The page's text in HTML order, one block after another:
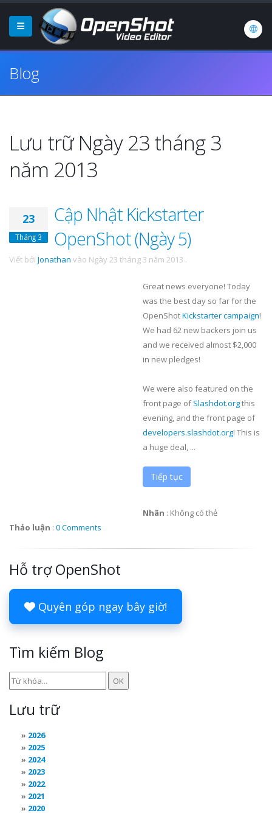
Blog
Lưu trữ Ngày 23 tháng 3
năm 2013
23
Tháng 3
Cập Nhật Kickstarter
OpenShot (Ngày 5)
Viết bởi Jonathan vào Ngày 23 tháng 3 năm 2013 .
Great news everyone! Today
was the best day so far for the
OpenShotKickstarter campaign!
We had 62 new backers join us
and we received almost $2,000
in new pledges!
We were also featured on the
front page ofSlashdot.orgthis
evening, and the front page of
developers.slashdot.org! This is
a huge deal, ...
Tiếp tục
Nhãn : Không có thẻ
Thảo luận : 0 Comments
Hỗ trợ OpenShot
Quyên góp ngay bây giờ!
Tìm kiếm Blog
Lưu trữ
2026
2025
2024
2023
2022
2021
2020